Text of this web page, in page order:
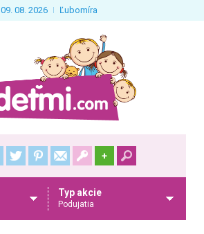
09. 08. 2026 Ľubomíra
+
Typ akcie
Podujatia